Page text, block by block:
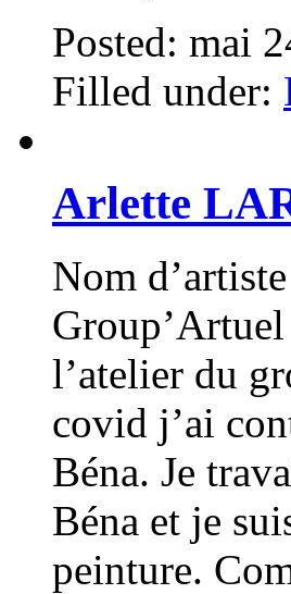
Posted: mai
Filled under:
Arlette
Nom
l’atelier du
covid j’ai
Béna. Je
Béna et je
peinture.